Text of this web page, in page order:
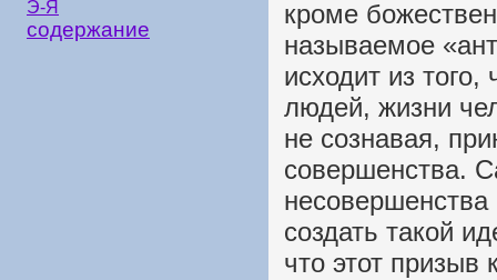
Э-Я
содержание
кроме
называемое
исходит из
людей, жизни
не сознавая,
совершенства.
создать такой
что этот призыв